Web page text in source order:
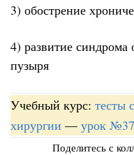
3) обострение
4) развитие
пузыря
Учебный курс: тесты
хирургии — урок №37
Поделитесь с